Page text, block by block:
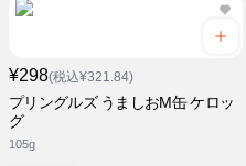
¥298(税込¥321.84)
プリングルズ うましおM缶 ケロッ
グ
105g